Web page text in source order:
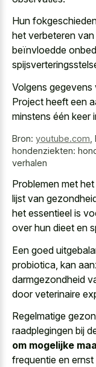
Hun
het verbeteren
beïnvloedde
Volgens gegevens
Project heeft een
minstens één keer
Bron: youtube.com
hondenziekten:
verhalen
Problemen met
lijst van
het essentieel is
over hun dieet en
Een goed
probiotica, kan
darmgezondheid
door veterinaire
Regelmatige
raadplegingen bij
om mogelijke
frequentie en